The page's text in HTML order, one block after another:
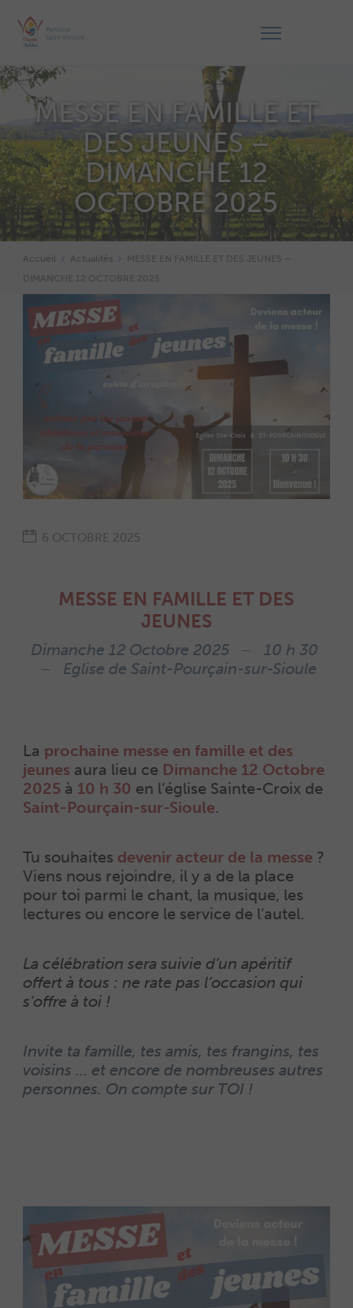
MESSE EN FAMILLE ET
DES JEUNES –
DIMANCHE 12
OCTOBRE 2025
Accueil Actualités
MESSE EN FAMILLE ET DES JEUNES –
DIMANCHE 12 OCTOBRE 2025
6 OCTOBRE 2025
MESSE EN FAMILLE ET DES
JEUNES
Dimanche 12 Octobre 2025 – 10 h 30
– Eglise de Saint-Pourçain-sur-Sioule
La prochaine messe en famille et des
jeunes aura lieu ce Dimanche 12 Octobre
2025 à 10 h 30 en l’église Sainte-Croix de
Saint-Pourçain-sur-Sioule.
Tu souhaites devenir acteur de la messe ?
Viens nous rejoindre, il y a de la place
pour toi parmi le chant, la musique, les
lectures ou encore le service de l’autel.
La célébration sera suivie d’un apéritif
offert à tous : ne rate pas l’occasion qui
s’offre à toi !
Invite ta famille, tes amis, tes frangins, tes
voisins … et encore de nombreuses autres
personnes. On compte sur TOI !